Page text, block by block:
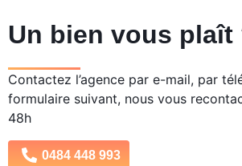
Un bien vous plaît
Contactez l’agence par e-mail, par
formulaire suivant, nous vous
48h
0484 448 993